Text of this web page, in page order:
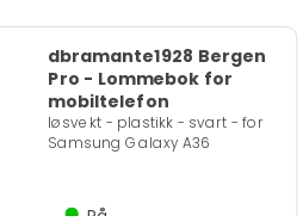
dbramante1928 Bergen
Pro - Lommebok for
mobiltelefon
løsvekt - plastikk - svart - for
Samsung Galaxy A36